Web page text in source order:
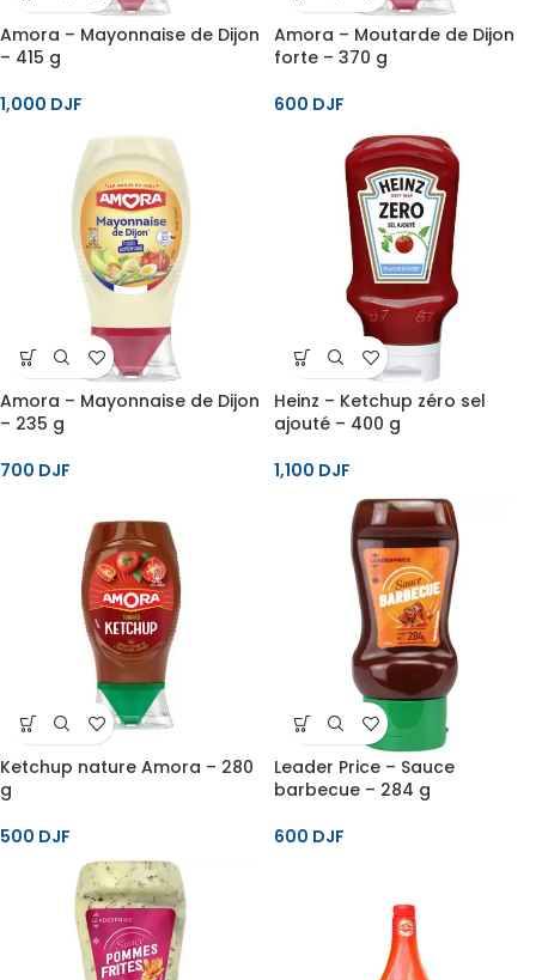
Amora – Mayonnaise de Dijon
– 415 g
1,000 DJF
Amora – Moutarde de Dijon
forte – 370 g
600 DJF
Amora – Mayonnaise de Dijon
– 235 g
700 DJF
Heinz – Ketchup zéro sel
ajouté – 400 g
1,100 DJF
Ketchup nature Amora – 280
g
500 DJF
Leader Price – Sauce
barbecue – 284 g
600 DJF